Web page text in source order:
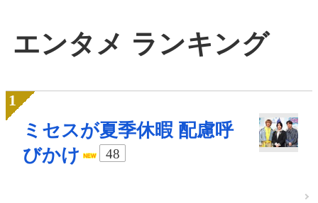
エンタメ ランキング
ミセスが夏季休暇 配慮呼
びかけ
48